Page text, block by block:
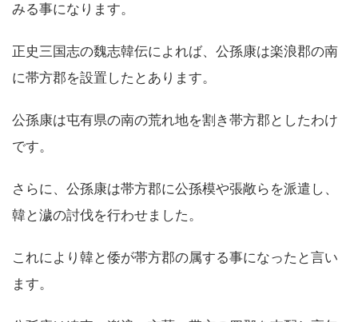
みる事になります。
正史三国志の魏志韓伝によれば、公孫康は楽浪郡の南
に帯方郡を設置したとあります。
公孫康は屯有県の南の荒れ地を割き帯方郡としたわけ
です。
さらに、公孫康は帯方郡に公孫模や張敞らを派遣し、
韓と濊の討伐を行わせました。
これにより韓と倭が帯方郡の属する事になったと言い
ます。